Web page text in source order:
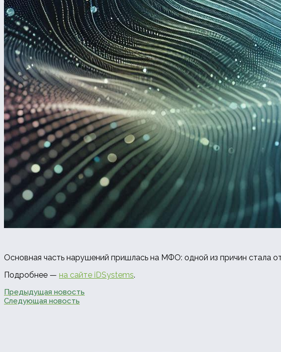
Основная часть нарушений пришлась на МФО: одной из причин стала
Подробнее — на сайте iDSystems.
Предыдущая новость
Следующая новость